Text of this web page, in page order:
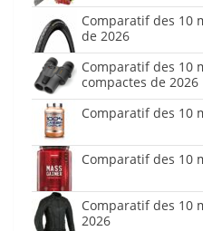
Comparatif des 10
de 2026
Comparatif des 10
compactes de 2026
Comparatif des 10
Comparatif des 10
Comparatif des 10
2026